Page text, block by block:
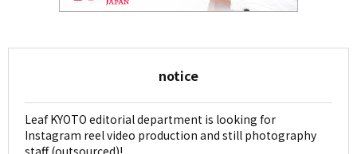
notice
Leaf KYOTO editorial department is looking for
Instagram reel video production and still photography
staff (outsourced)!